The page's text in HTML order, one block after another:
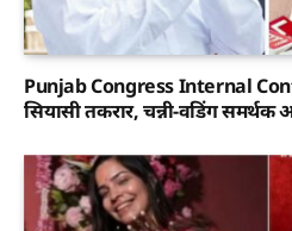
Punjab Congress Internal
सियासी तकरार, चन्नी-वडिंग